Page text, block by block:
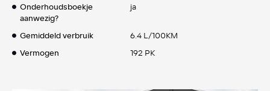
Onderhoudsboekje
aanwezig?
ja
Gemiddeld verbruik
6.4 L/100KM
Vermogen
192 PK